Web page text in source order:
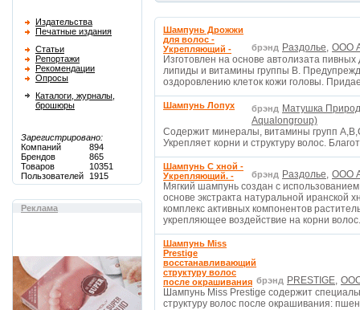
Издательства
Печатные издания
Статьи
Репортажи
Рекомендации
Опросы
Каталоги, журналы,
брошюры
Зарегистрировано:
Компаний
894
Брендов
865
Товаров
10351
Пользователей
1915
Реклама
Шампунь Дрожжи
для волос -
Укрепляющий -
брэнд Раздолье, ООО
Изготовлен на основе автолизата
липиды и витамины группы В.
оздоровлению клеток кожи головы.
Шампунь Лопух брэнд Матушка
Aqualongroup)
Содержит минералы, витамины групп
Укрепляет корни и структуру волос.
Шампунь С хной -
Укрепляющий. -
брэнд Раздолье, ООО
Мягкий шампунь создан с
основе экстракта натуральной иранской
комплекс активных компонентов
укрепляющее воздействие на корни
Шампунь Miss
Prestige
восстанавливающий
структуру волос
после окрашивания брэнд PRESTIGE, ООО
Шампунь Miss Prestige содержит
структуру волос после окрашивания: